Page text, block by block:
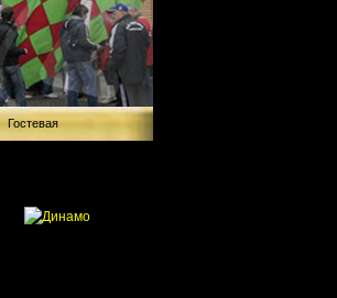
Гостевая